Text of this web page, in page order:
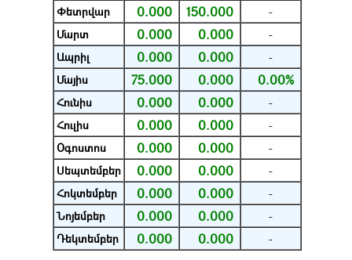
Փետրվար 0.000 150.000
-
Մարտ
0.000 0.000
-
Ապրիլ
0.000 0.000
-
Մայիս
75.000 0.000 0.00%
Հունիս 0.000 0.000
-
Հուլիս
0.000 0.000
-
Օգոստոս
0.000 0.000
-
Սեպտեմբեր
0.000 0.000
-
Հոկտեմբեր
0.000 0.000
-
Նոյեմբեր
0.000 0.000
-
Դեկտեմբեր
0.000 0.000 -